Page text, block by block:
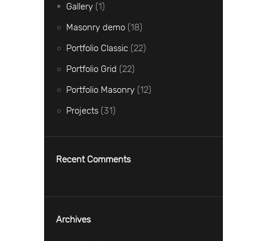
Gallery (1)
Masonry demo (18)
Portfolio Classic (22)
Portfolio Grid (22)
Portfolio Masonry (12)
Projects (31)
Recent Comments
Archives